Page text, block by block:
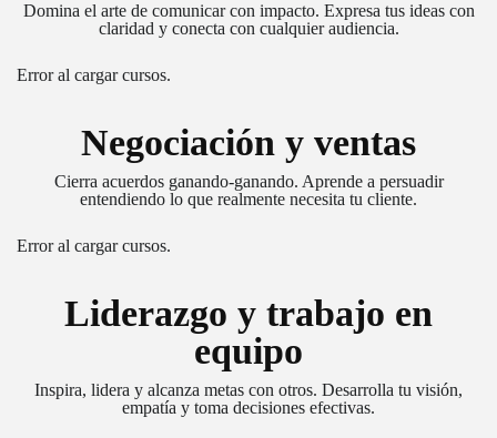
Domina el arte de comunicar con impacto. Expresa tus ideas con
claridad y conecta con cualquier audiencia.
Error al cargar cursos.
Negociación y ventas
Cierra acuerdos ganando-ganando. Aprende a persuadir
entendiendo lo que realmente necesita tu cliente.
Error al cargar cursos.
Liderazgo y trabajo en
equipo
Inspira, lidera y alcanza metas con otros. Desarrolla tu visión,
empatía y toma decisiones efectivas.